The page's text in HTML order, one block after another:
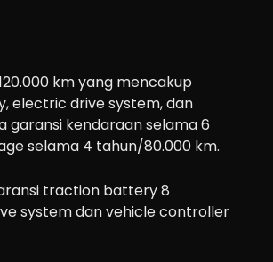
km yang mencakup
electric drive system, dan
garansi kendaraan selama 6
selama 4 tahun/80.000 km.
traction battery 8
system dan vehicle controller